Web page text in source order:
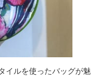
イルを使ったバッグが魅